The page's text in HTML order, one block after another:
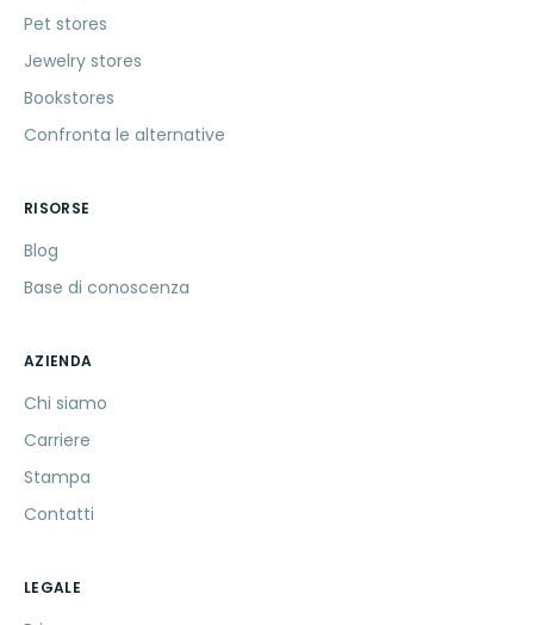
Pet stores
Jewelry stores
Bookstores
Confronta le alternative
RISORSE
Blog
Base di conoscenza
AZIENDA
Chi siamo
Carriere
Stampa
Contatti
LEGALE